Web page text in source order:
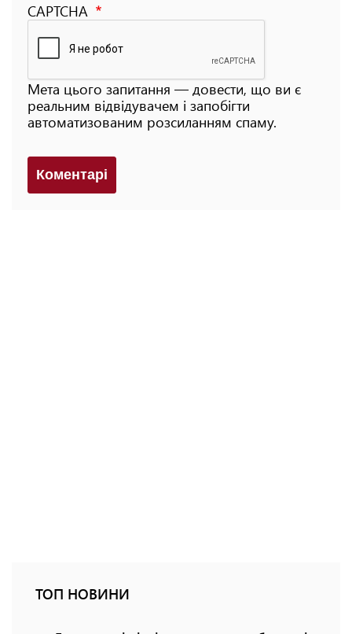
CAPTCHA
Мета цього запитання — довести, що ви є
реальним відвідувачем і запобігти
автоматизованим розсиланням спаму.
Коментарi
ТОП НОВИНИ